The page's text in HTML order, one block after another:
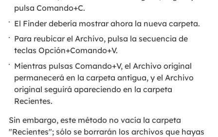
pulsa Comando+C.
El Finder debería mostrar ahora la nueva carpeta.
Para reubicar el Archivo, pulsa la secuencia de
teclas Opción+Comando+V.
Mientras pulsas Comando+V, el Archivo original
permanecerá en la carpeta antigua, y el Archivo
original seguirá apareciendo en la carpeta
Recientes.
Sin embargo, este método no vacía la carpeta
"Recientes"; sólo se borrarán los archivos que hayas